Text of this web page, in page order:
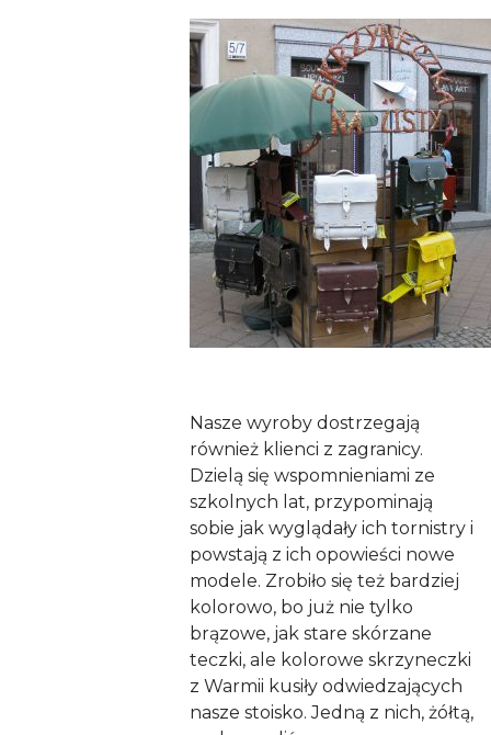
Nasze wyroby dostrzegają
również klienci z zagranicy.
Dzielą się wspomnieniami ze
szkolnych lat, przypominają
sobie jak wyglądały ich tornistry i
powstają z ich opowieści nowe
modele. Zrobiło się też bardziej
kolorowo, bo już nie tylko
brązowe, jak stare skórzane
teczki, ale kolorowe skrzyneczki
z Warmii kusiły odwiedzających
nasze stoisko. Jedną z nich, żółtą,